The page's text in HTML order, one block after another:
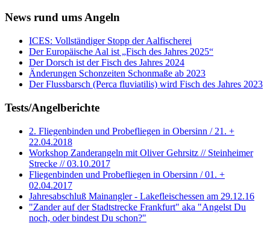
News rund ums Angeln
ICES: Vollständiger Stopp der Aalfischerei
Der Europäische Aal ist „Fisch des Jahres 2025“
Der Dorsch ist der Fisch des Jahres 2024
Änderungen Schonzeiten Schonmaße ab 2023
Der Flussbarsch (Perca fluviatilis) wird Fisch des Jahres 2023
Tests/Angelberichte
2. Fliegenbinden und Probefliegen in Obersinn / 21. +
22.04.2018
Workshop Zanderangeln mit Oliver Gehrsitz // Steinheimer
Strecke // 03.10.2017
Fliegenbinden und Probefliegen in Obersinn / 01. +
02.04.2017
Jahresabschluß Mainangler - Lakefleischessen am 29.12.16
"Zander auf der Stadtstrecke Frankfurt" aka "Angelst Du
noch, oder bindest Du schon?"